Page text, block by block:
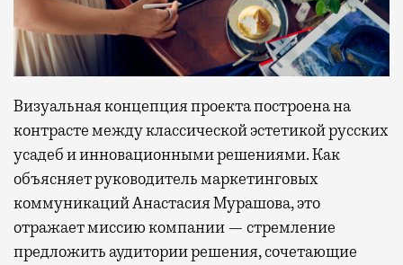
Визуальная концепция проекта построена на
контрасте между классической эстетикой русских
усадеб и инновационными решениями. Как
объясняет руководитель маркетинговых
коммуникаций Анастасия Мурашова, это
отражает миссию компании — стремление
предложить аудитории решения, сочетающие